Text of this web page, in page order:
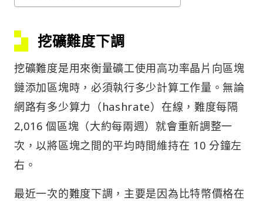
挖礦難度下調
挖礦難度是用來衡量礦工使用高功率晶片向區塊
鏈添加區塊時，必須執行多少計算工作量。無論
網路有多少算力（hashrate）在線，難度每隔
2,016 個區塊（大約每兩週）就會重新調整一
次，以將區塊之間的平均時間維持在 10 分鐘左
右。
最近一次的難度下調，主要是因為比特幣價格在